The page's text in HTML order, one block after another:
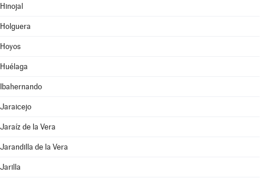
Hinojal
Holguera
Hoyos
Huélaga
Ibahernando
Jaraicejo
Jaraíz de la Vera
Jarandilla de la Vera
Jarilla